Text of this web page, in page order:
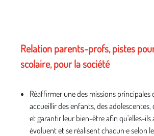
Relation parents-profs, pistes
scolaire, pour la société
Réaffirmer une des missions principales
accueillir des enfants, des
et garantir leur bien-être afin qu'elles-ils
évoluent et se réalisent chacun·e selon